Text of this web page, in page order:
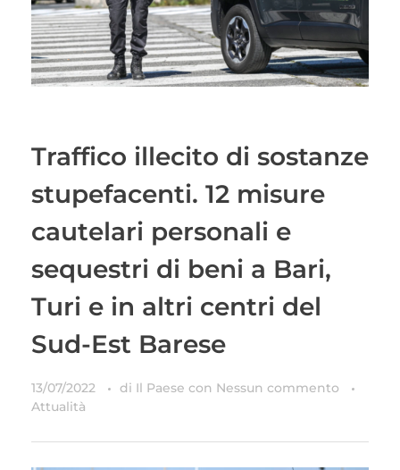
Traffico illecito di sostanze
stupefacenti. 12 misure
cautelari personali e
sequestri di beni a Bari,
Turi e in altri centri del
Sud-Est Barese
13/07/2022 di Il Paese con Nessun commento
Attualità